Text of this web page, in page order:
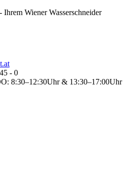
Wiener Wasserschneider
- 0
8:30–12:30Uhr & 13:30–17:00Uhr